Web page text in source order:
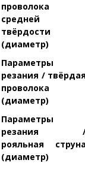
проволока
средней
твёрдости
(диаметр)
Параметры
резания / твёрдая
проволока
(диаметр)
Параметры
резания
рояльная струна
(диаметр)